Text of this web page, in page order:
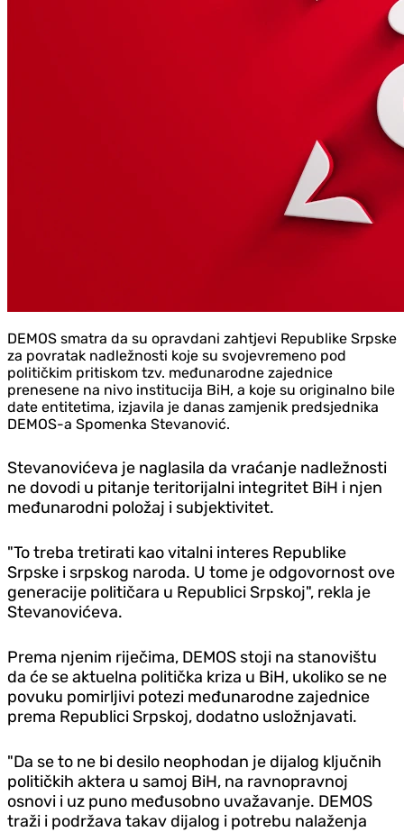
DEMOS smatra da su opravdani zahtjevi Republike Srpske
za povratak nadležnosti koje su svojevremeno pod
političkim pritiskom tzv. međunarodne zajednice
prenesene na nivo institucija BiH, a koje su originalno bile
date entitetima, izjavila je danas zamjenik predsjednika
DEMOS-a Spomenka Stevanović.
Stevanovićeva je naglasila da vraćanje nadležnosti
ne dovodi u pitanje teritorijalni integritet BiH i njen
međunarodni položaj i subjektivitet.
"To treba tretirati kao vitalni interes Republike
Srpske i srpskog naroda. U tome je odgovornost ove
generacije političara u Republici Srpskoj", rekla je
Stevanovićeva.
Prema njenim riječima, DEMOS stoji na stanovištu
da će se aktuelna politička kriza u BiH, ukoliko se ne
povuku pomirljivi potezi međunarodne zajednice
prema Republici Srpskoj, dodatno usložnjavati.
"Da se to ne bi desilo neophodan je dijalog ključnih
političkih aktera u samoj BiH, na ravnopravnoj
osnovi i uz puno međusobno uvažavanje. DEMOS
traži i podržava takav dijalog i potrebu nalaženja